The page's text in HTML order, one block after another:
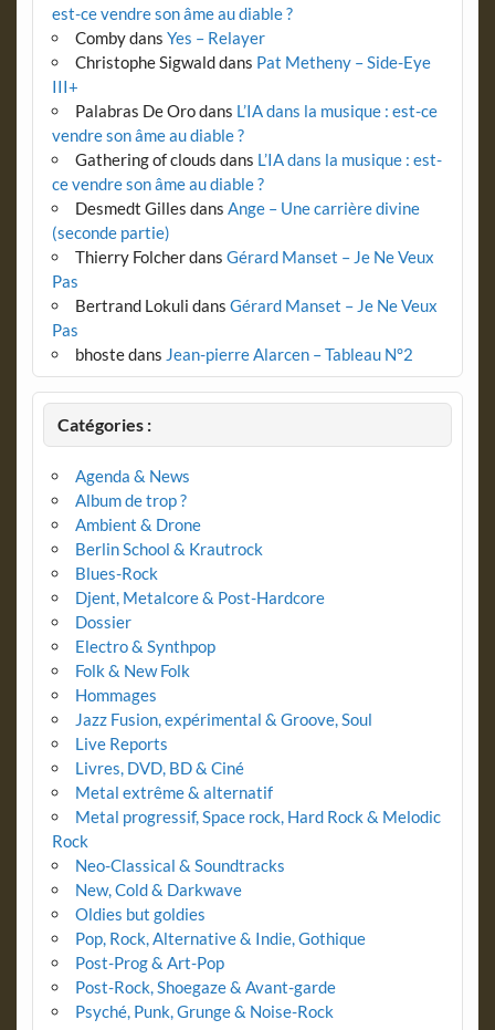
est-ce vendre son âme au diable ?
Combydans Yes – Relayer
Christophe Sigwalddans Pat Metheny – Side-Eye
III+
Palabras De Orodans L’IA dans la musique : est-ce
vendre son âme au diable ?
Gathering of clouds dans L’IA dans la musique : est-
ce vendre son âme au diable ?
Desmedt Gilles dans Ange – Une carrière divine
(seconde partie)
Thierry Folcherdans Gérard Manset – Je Ne Veux
Pas
Bertrand Lokuli dans Gérard Manset – Je Ne Veux
Pas
bhostedans Jean-pierre Alarcen – Tableau N°2
Catégories :
Agenda & News
Album de trop ?
Ambient & Drone
Berlin School & Krautrock
Blues-Rock
Djent, Metalcore & Post-Hardcore
Dossier
Electro & Synthpop
Folk & New Folk
Hommages
Jazz Fusion, expérimental & Groove, Soul
Live Reports
Livres, DVD, BD & Ciné
Metal extrême & alternatif
Metal progressif, Space rock, Hard Rock & Melodic
Rock
Neo-Classical & Soundtracks
New, Cold & Darkwave
Oldies but goldies
Pop, Rock, Alternative & Indie, Gothique
Post-Prog & Art-Pop
Post-Rock, Shoegaze & Avant-garde
Psyché, Punk, Grunge & Noise-Rock